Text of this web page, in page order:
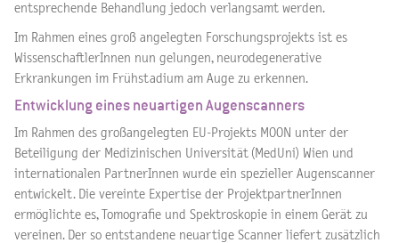
entsprechende Behandlung jedoch verlangsamt werden.
Im Rahmen eines groß angelegten Forschungsprojekts ist es
WissenschaftlerInnen nun gelungen, neurodegenerative
Erkrankungen im Frühstadium am Auge zu erkennen.
Entwicklung eines neuartigen Augenscanners
Im Rahmen des großangelegten EU-Projekts MOON unter der
Beteiligung der Medizinischen Universität (MedUni) Wien und
internationalen PartnerInnen wurde ein spezieller Augenscanner
entwickelt. Die vereinte Expertise der ProjektpartnerInnen
ermöglichte es, Tomografie und Spektroskopie in einem Gerät zu
vereinen. Der so entstandene neuartige Scanner liefert zusätzlich